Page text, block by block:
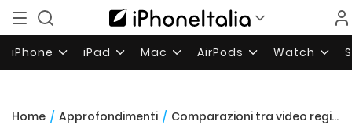
iPhone iPad Mac AirPods Watch
Home / Approfondimenti / Comparazioni tra video registrati da iPhone 4, iPhone 3GS e il Flip Ultra HD